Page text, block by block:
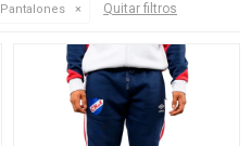
Pantalones Quitar filtros